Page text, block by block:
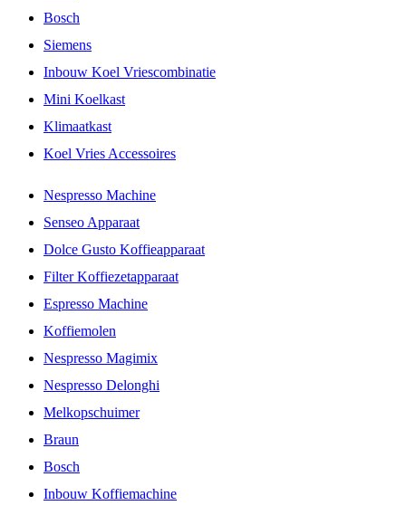
Bosch
Siemens
Inbouw Koel Vriescombinatie
Mini Koelkast
Klimaatkast
Koel Vries Accessoires
Nespresso Machine
Senseo Apparaat
Dolce Gusto Koffieapparaat
Filter Koffiezetapparaat
Espresso Machine
Koffiemolen
Nespresso Magimix
Nespresso Delonghi
Melkopschuimer
Braun
Bosch
Inbouw Koffiemachine